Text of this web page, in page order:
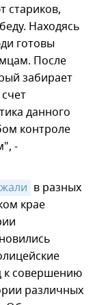
Находясь
готовы
После
забирает
данного
контроле
-
в разных
крае
к совершению
различных